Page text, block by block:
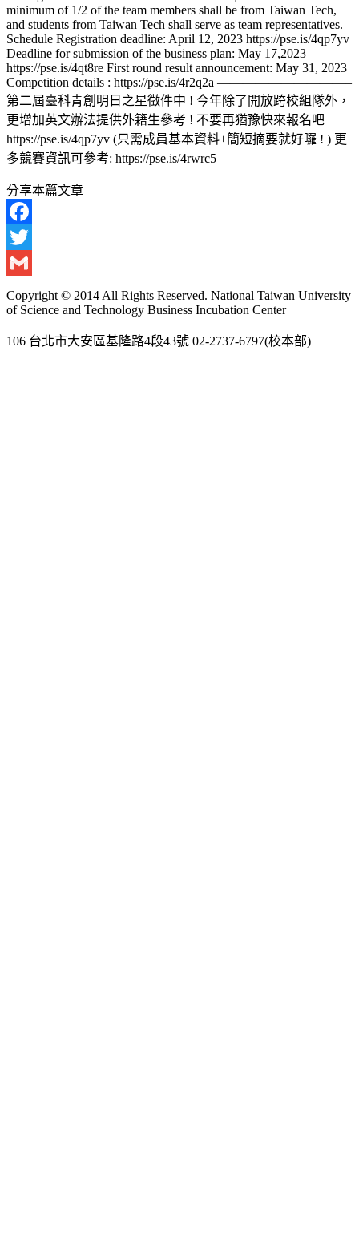
minimum of 1/2 of the team members shall be from Taiwan Tech,
and students from Taiwan Tech shall serve as team representatives.
Schedule Registration deadline: April 12, 2023 https://pse.is/4qp7yv
Deadline for submission of the business plan: May 17,2023
https://pse.is/4qt8re First round result announcement: May 31, 2023
Competition details : https://pse.is/4r2q2a ——————————–
第二屆臺科青創明日之星徵件中 ! 今年除了開放跨校組隊外，
更增加英文辦法提供外籍生參考 ! 不要再猶豫快來報名吧
https://pse.is/4qp7yv (只需成員基本資料+簡短摘要就好囉 ! ) 更
多競賽資訊可參考: https://pse.is/4rwrc5
分享本篇文章
Facebook
Twitter
Gmail
Copyright © 2014 All Rights Reserved. National Taiwan University
of Science and Technology Business Incubation Center
106 台北市大安區基隆路4段43號 02-2737-6797(校本部)